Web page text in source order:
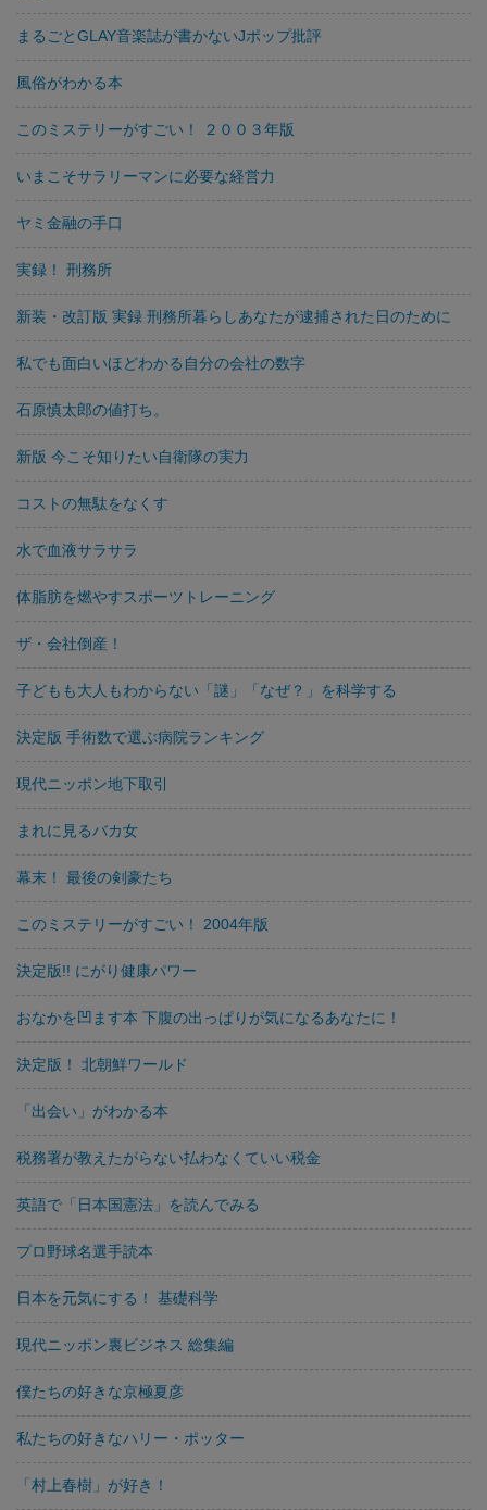
まるごとGLAY音楽誌が書かないJポップ批評
風俗がわかる本
このミステリーがすごい！ ２００３年版
いまこそサラリーマンに必要な経営力
ヤミ金融の手口
実録！ 刑務所
新装・改訂版 実録 刑務所暮らしあなたが逮捕された日のために
私でも面白いほどわかる自分の会社の数字
石原慎太郎の値打ち。
新版 今こそ知りたい自衛隊の実力
コストの無駄をなくす
水で血液サラサラ
体脂肪を燃やすスポーツトレーニング
ザ・会社倒産！
子どもも大人もわからない「謎」「なぜ？」を科学する
決定版 手術数で選ぶ病院ランキング
現代ニッポン地下取引
まれに見るバカ女
幕末！ 最後の剣豪たち
このミステリーがすごい！ 2004年版
決定版!! にがり健康パワー
おなかを凹ます本 下腹の出っぱりが気になるあなたに！
決定版！ 北朝鮮ワールド
「出会い」がわかる本
税務署が教えたがらない払わなくていい税金
英語で「日本国憲法」を読んでみる
プロ野球名選手読本
日本を元気にする！ 基礎科学
現代ニッポン裏ビジネス 総集編
僕たちの好きな京極夏彦
私たちの好きなハリー・ポッター
「村上春樹」が好き！